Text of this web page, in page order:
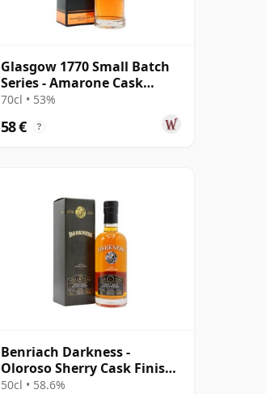
Glasgow 1770 Small Batch
Series - Amarone Cask
Unpeated Single 2019 6
70cl • 53%
58 € ?
Benriach Darkness -
Oloroso Sherry Cask Finish
Single Malt 6 Jahre alt
50cl • 58.6%